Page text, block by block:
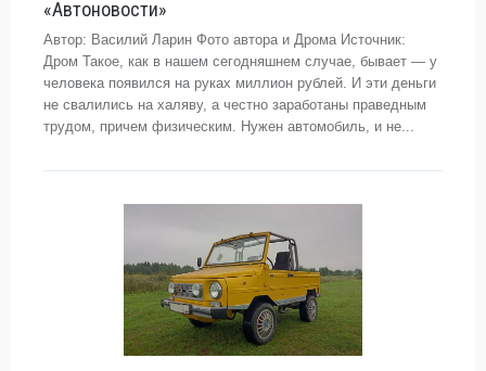
«Автоновости»
Автор: Василий Ларин Фото автора и Дрома Источник:
Дром Такое, как в нашем сегодняшнем случае, бывает — у
человека появился на руках миллион рублей. И эти деньги
не свалились на халяву, а честно заработаны праведным
трудом, причем физическим. Нужен автомобиль, и не...